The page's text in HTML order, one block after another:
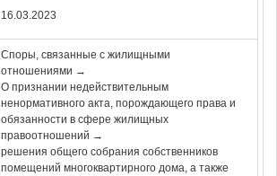
16.03.2023
Споры, связанные с жилищными
отношениями →
О признании недействительным
ненормативного акта, порождающего права и
обязанности в сфере жилищных
правоотношений →
решения общего собрания собственников
помещений многоквартирного дома, а также